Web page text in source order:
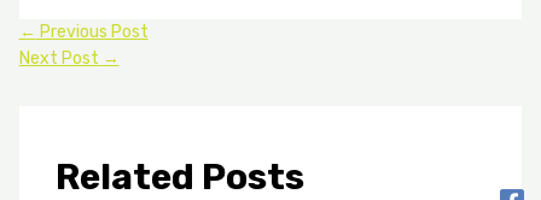
← Previous Post
Next Post →
Related Posts